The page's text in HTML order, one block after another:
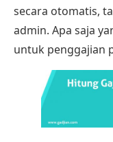
secara otomatis,
admin. Apa saja
untuk penggajian